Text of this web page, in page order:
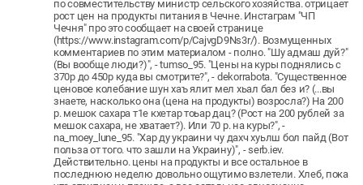
по совместительству министр сельского хозяйства. отрицает
рост цен на продукты питания в Чечне. Инстаграм "ЧП
Чечня" про это сообщает на своей странице
(https://www.instagram.com/p/CajvgD9Ns3r/). Возмущенных
комментариев по этим материалом - полно. "Шу адмаш дуй?"
(Вы вообще люди?)", - tumso_95. "Цены на куры поднялись с
370р до 450р куда вы смотрите?", - dekorrabota. "Существенное
ценовое колебание шун хаъ ялит мел хьал бал без и? (...вы
знаете, насколько она (цена на продукты) возросла?) На 200
р. мешок сахара т1е кхетар тоьар дац? (Рост на 200 рублей за
мешок сахара, не хватает?). Или 70 р. на куры?", -
na_moey_lune_95. "Хар ду украини чу дахч хуьлш бол пайд (Вот
польза от того. что зашли на Украину)", - serb.iev.
Действительно. цены на продукты и все остальное в
последнюю неделю довольно ощутимо взлетели. Хлеб, пока